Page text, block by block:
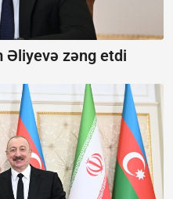
Əliyevə zəng etdi